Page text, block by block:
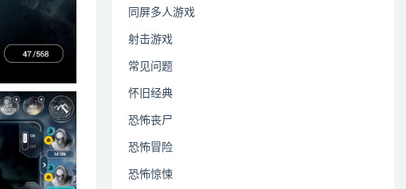
同屏多人游戏
射击游戏
常见问题
怀旧经典
恐怖丧尸
恐怖冒险
恐怖惊悚